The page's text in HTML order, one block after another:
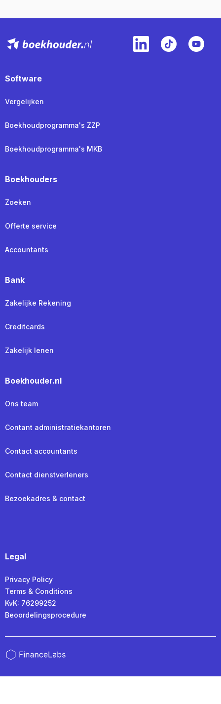
Software
Vergelijken
Boekhoudprogramma's ZZP
Boekhoudprogramma's MKB
Boekhouders
Zoeken
Offerte service
Accountants
Bank
Zakelijke Rekening
Creditcards
Zakelijk lenen
Boekhouder.nl
Ons team
Contant administratiekantoren
Contact accountants
Contact dienstverleners
Bezoekadres & contact
Legal
Privacy Policy
Terms & Conditions
KvK: 76299252
Beoordelingsprocedure